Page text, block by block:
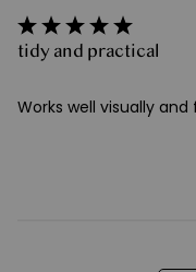
tidy and practical
Works well visually